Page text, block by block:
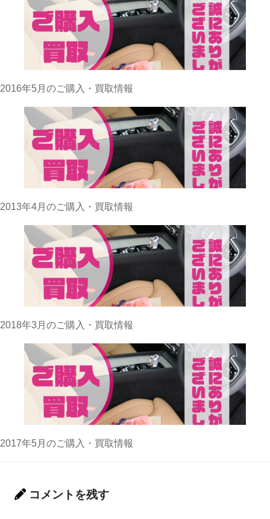
2016年5月のご購入・買取情報
2013年4月のご購入・買取情報
2018年3月のご購入・買取情報
2017年5月のご購入・買取情報
コメントを残す